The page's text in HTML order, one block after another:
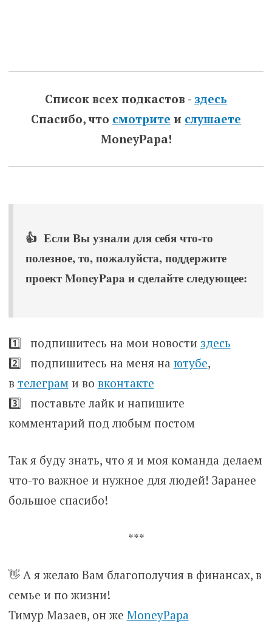
Список всех подкастов - здесь
Спасибо, что смотрите и слушаете
MoneyPapa!
👍 Если Вы узнали для себя что-то
полезное, то, пожалуйста, поддержите
проект MoneyPapa и сделайте следующее:
1️⃣ подпишитесь на мои новости здесь
2️⃣ подпишитесь на меня на ютубе,
в телеграм и во вконтакте
3️⃣ поставьте лайк и напишите
комментарий под любым постом
Так я буду знать, что я и моя команда делаем
что-то важное и нужное для людей! Заранее
большое спасибо!
***
👋 А я желаю Вам благополучия в финансах, в
семье и по жизни!
Тимур Мазаев, он же MoneyPapa